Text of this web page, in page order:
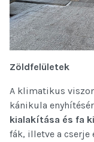
Zöldfelületek
A klimatikus
kánikula
kialakítása és fa
fák, illetve a cserje